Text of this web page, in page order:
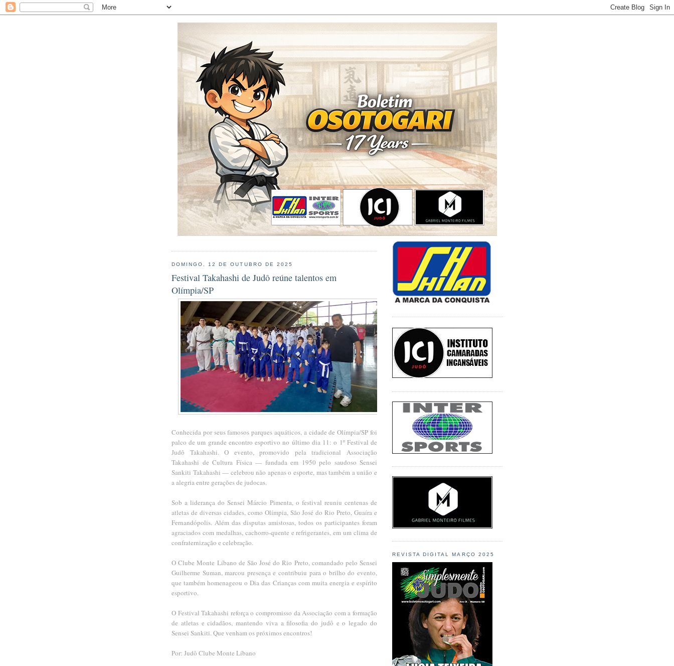
DOMINGO, 12 DE OUTUBRO DE 2025
Festival Takahashi de Judô reúne talentos em
Olímpia/SP
Conhecida por seus famosos parques aquáticos, a cidade de Olímpia/SP foi
palco de um grande encontro esportivo no último dia 11: o 1º Festival de
Judô Takahashi. O evento, promovido pela tradicional Associação
Takahashi de Cultura Física — fundada em 1950 pelo saudoso Sensei
Sankiti Takahashi — celebrou não apenas o esporte, mas também a união e
a alegria entre gerações de judocas.
Sob a liderança do Sensei Márcio Pimenta, o festival reuniu centenas de
atletas de diversas cidades, como Olímpia, São José do Rio Preto, Guaíra e
Fernandópolis. Além das disputas amistosas, todos os participantes foram
agraciados com medalhas, cachorro-quente e refrigerantes, em um clima de
confraternização e celebração.
O Clube Monte Líbano de São José do Rio Preto, comandado pelo Sensei
Guilherme Suman, marcou presença e contribuiu para o brilho do evento,
que também homenageou o Dia das Crianças com muita energia e espírito
esportivo.
O Festival Takahashi reforça o compromisso da Associação com a formação
de atletas e cidadãos, mantendo viva a filosofia do judô e o legado do
Sensei Sankiti. Que venham os próximos encontros!
Por: Judô Clube Monte Líbano
REVISTA DIGITAL MARÇO 2025